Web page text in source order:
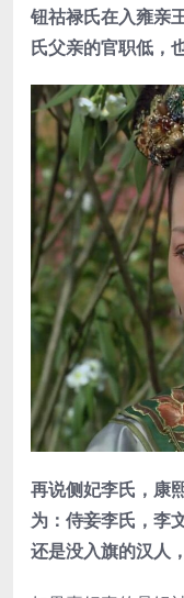
钮祜禄氏在入雍亲
氏父亲的官职低，
再说侧妃李氏，康
为：侍妾李氏，李
还是没入旗的汉人